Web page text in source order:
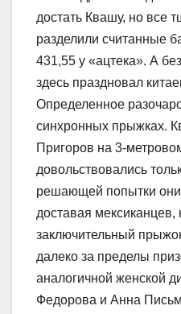
достать Квашу, но все
разделили считанные
431,55 у «ацтека». А
здесь праздновал
Определенное
синхронных прыжках.
Пригоров на 3-
довольствовались
решающей попытки
доставая мексиканцев,
заключительный
далеко за пределы
аналогичной женской
Федорова и Анна